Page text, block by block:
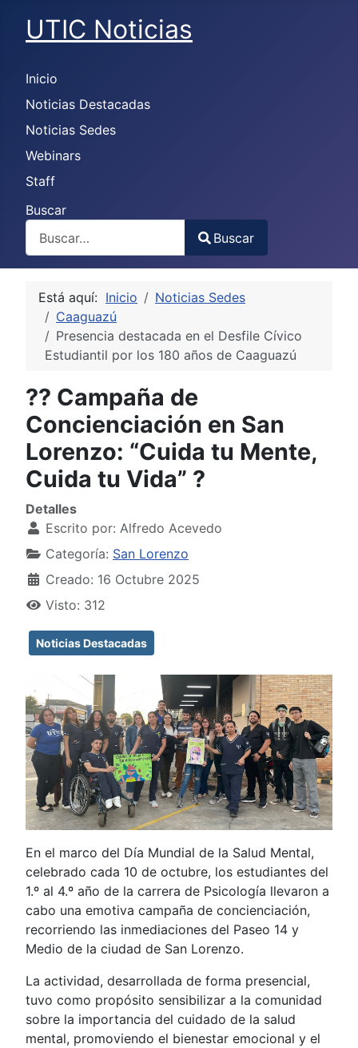
UTIC Noticias
Inicio
Noticias Destacadas
Noticias Sedes
Webinars
Staff
Buscar
Type 2 or more characters for results.
Buscar
Está aquí: Inicio
Noticias Sedes
Caaguazú
Presencia destacada en el Desfile Cívico
Estudiantil por los 180 años de Caaguazú
?? Campaña de
Concienciación en San
Lorenzo: “Cuida tu Mente,
Cuida tu Vida” ?
Detalles
Escrito por: Alfredo Acevedo
Categoría: San Lorenzo
Creado: 16 Octubre 2025
Visto: 312
Noticias Destacadas
En el marco del Día Mundial de la Salud Mental,
celebrado cada 10 de octubre, los estudiantes del
1.º al 4.º año de la carrera de Psicología llevaron a
cabo una emotiva campaña de concienciación,
recorriendo las inmediaciones del Paseo 14 y
Medio de la ciudad de San Lorenzo.
La actividad, desarrollada de forma presencial,
tuvo como propósito sensibilizar a la comunidad
sobre la importancia del cuidado de la salud
mental, promoviendo el bienestar emocional y el